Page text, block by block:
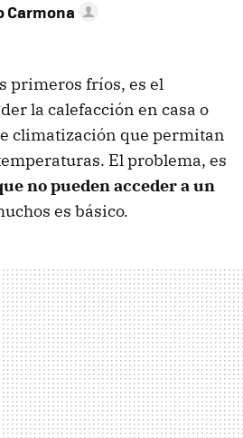
Carmona
primeros fríos, es el
la calefacción en casa o
climatización que permitan
El problema, es
no pueden acceder a un
es básico.